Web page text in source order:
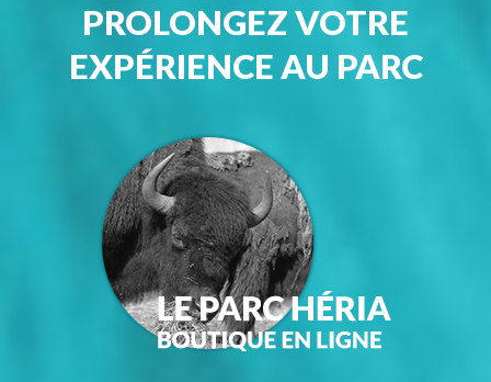
PROLONGEZ VOTRE
EXPÉRIENCE AU PARC